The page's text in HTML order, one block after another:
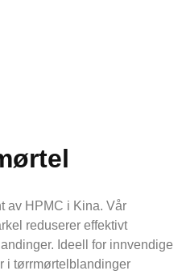
av HPMC i Kina. Vår
reduserer effektivt
Ideell for innvendige
i tørrmørtelblandinger